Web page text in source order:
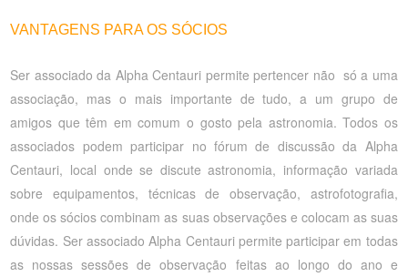
VANTAGENS PARA OS SÓCIOS
Ser associado da Alpha Centauri permite pertencer não só a uma
associação, mas o mais importante de tudo, a um grupo de
amigos que têm em comum o gosto pela astronomia. Todos os
associados podem participar no fórum de discussão da Alpha
Centauri, local onde se discute astronomia, informação variada
sobre equipamentos, técnicas de observação, astrofotografia,
onde os sócios combinam as suas observações e colocam as suas
dúvidas. Ser associado Alpha Centauri permite participar em todas
as nossas sessões de observação feitas ao longo do ano e